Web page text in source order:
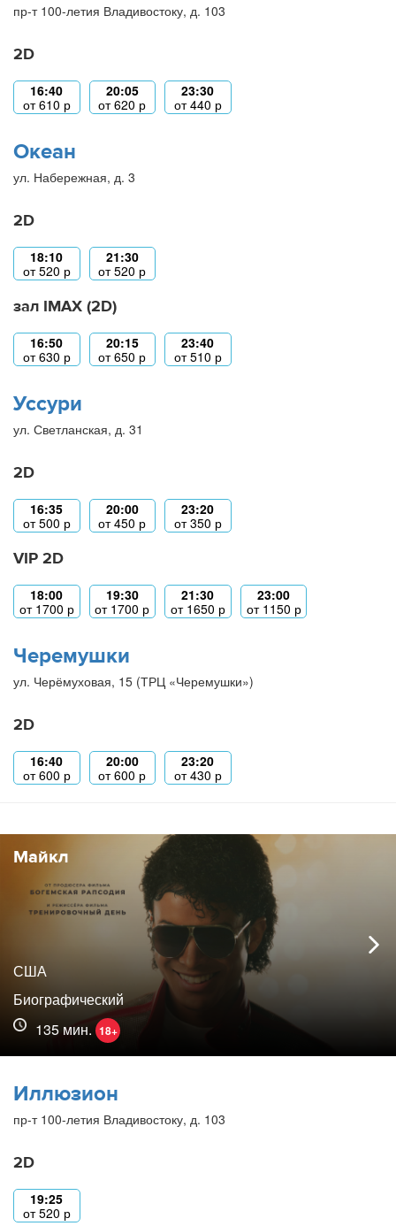
пр-т 100-летия Владивостоку, д. 103
2D
16:40
от610 р
20:05
от620 р
23:30
от440 р
Океан
ул. Набережная, д. 3
2D
18:10
от520 р
21:30
от520 р
зал IMAX (2D)
16:50
от630 р
20:15
от650 р
23:40
от510 р
Уссури
ул. Светланская, д. 31
2D
16:35
от500 р
20:00
от450 р
23:20
от350 р
VIP 2D
18:00
от 1700 р
19:30
от 1700 р
21:30
от 1650 р
23:00
от 1150 р
Черемушки
ул. Черёмуховая, 15 (ТРЦ «Черемушки»)
2D
16:40
от600 р
20:00
от600 р
23:20
от430 р
Майкл
США
Биографический
135 мин. 18+
Иллюзион
пр-т 100-летия Владивостоку, д. 103
2D
19:25
от520 р